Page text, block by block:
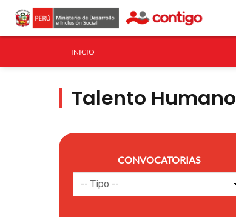
INICIO
Talento Humano
CONVOCATORIAS